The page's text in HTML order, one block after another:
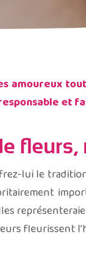
amoureux
et
lui le
fleurissent